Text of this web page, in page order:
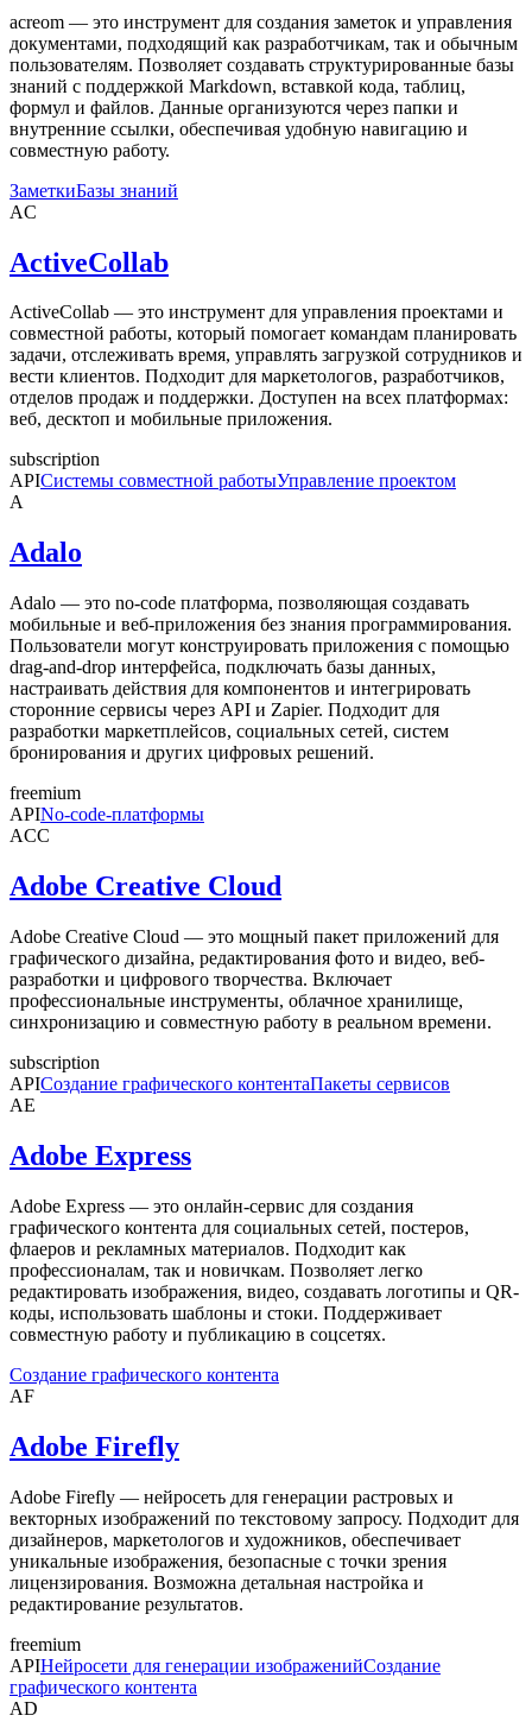
acreom — это инструмент для создания заметок и управления
документами, подходящий как разработчикам, так и обычным
пользователям. Позволяет создавать структурированные базы
знаний с поддержкой Markdown, вставкой кода, таблиц,
формул и файлов. Данные организуются через папки и
внутренние ссылки, обеспечивая удобную навигацию и
совместную работу.
ЗаметкиБазы знаний
AC
ActiveCollab
ActiveCollab — это инструмент для управления проектами и
совместной работы, который помогает командам планировать
задачи, отслеживать время, управлять загрузкой сотрудников и
вести клиентов. Подходит для маркетологов, разработчиков,
отделов продаж и поддержки. Доступен на всех платформах:
веб, десктоп и мобильные приложения.
subscription
APIСистемы совместной работыУправление проектом
A
Adalo
Adalo — это no-code платформа, позволяющая создавать
мобильные и веб-приложения без знания программирования.
Пользователи могут конструировать приложения с помощью
drag-and-drop интерфейса, подключать базы данных,
настраивать действия для компонентов и интегрировать
сторонние сервисы через API и Zapier. Подходит для
разработки маркетплейсов, социальных сетей, систем
бронирования и других цифровых решений.
freemium
APINo-code-платформы
ACC
Adobe Creative Cloud
Adobe Creative Cloud — это мощный пакет приложений для
графического дизайна, редактирования фото и видео, веб-
разработки и цифрового творчества. Включает
профессиональные инструменты, облачное хранилище,
синхронизацию и совместную работу в реальном времени.
subscription
APIСоздание графического контентаПакеты сервисов
AE
Adobe Express
Adobe Express — это онлайн-сервис для создания
графического контента для социальных сетей, постеров,
флаеров и рекламных материалов. Подходит как
профессионалам, так и новичкам. Позволяет легко
редактировать изображения, видео, создавать логотипы и QR-
коды, использовать шаблоны и стоки. Поддерживает
совместную работу и публикацию в соцсетях.
Создание графического контента
AF
Adobe Firefly
Adobe Firefly — нейросеть для генерации растровых и
векторных изображений по текстовому запросу. Подходит для
дизайнеров, маркетологов и художников, обеспечивает
уникальные изображения, безопасные с точки зрения
лицензирования. Возможна детальная настройка и
редактирование результатов.
freemium
APIНейросети для генерации изображенийСоздание
графического контента
AD